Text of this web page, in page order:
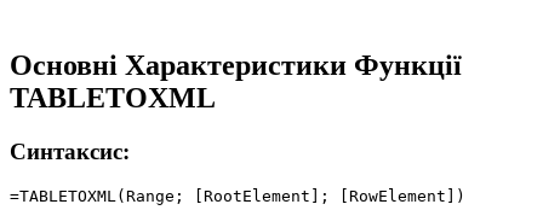
Основні Характеристики Функції
TABLETOXML
Синтаксис: